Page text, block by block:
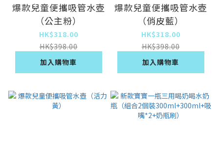
爆款兒童便攜吸管水壺
（公主粉）
HK$318.00
HK$398.00
加入購物車
爆款兒童便攜吸管水壺
（俏皮藍）
HK$318.00
HK$398.00
加入購物車